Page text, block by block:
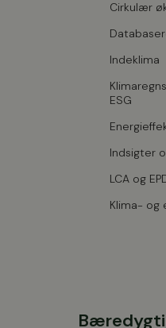
Cirkulær
Indeklima
ESG
Indsigter
LCA og
Klima- og